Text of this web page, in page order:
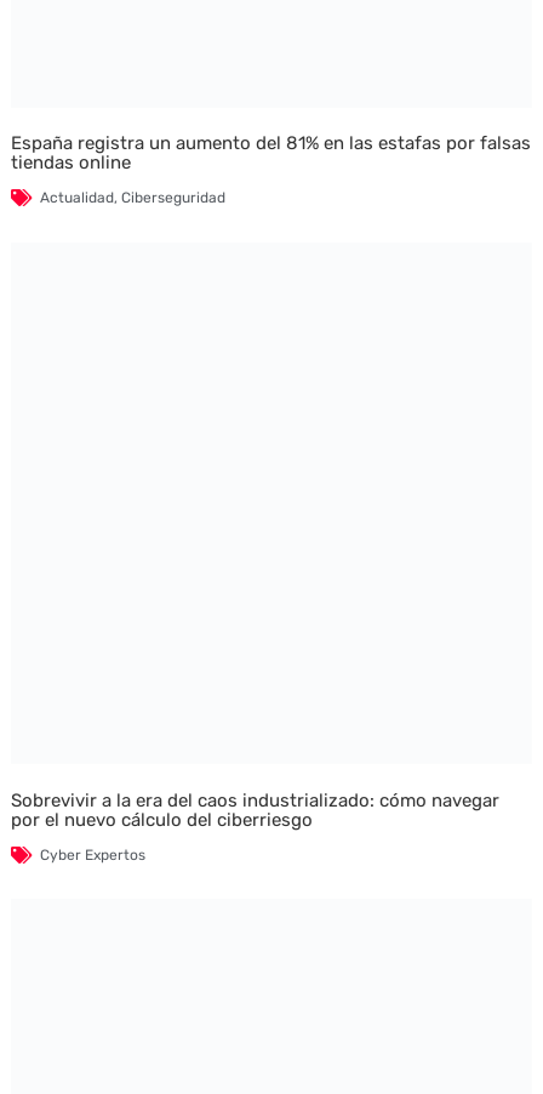
España registra un aumento del 81% en las estafas por falsas
tiendas online
Actualidad, Ciberseguridad
Sobrevivir a la era del caos industrializado: cómo navegar
por el nuevo cálculo del ciberriesgo
Cyber Expertos